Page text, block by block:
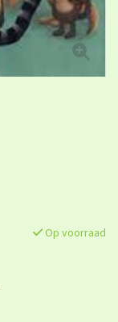
Op voorraad